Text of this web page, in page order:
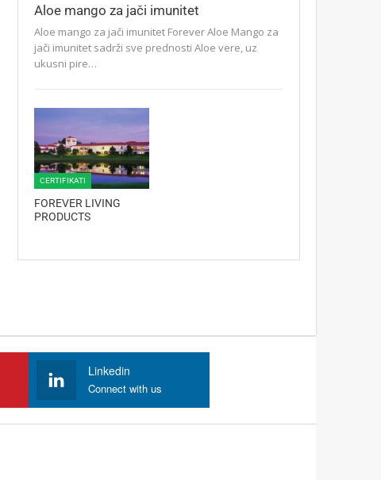
Aloe mango za jači imunitet
Aloe mango za jači imunitet Forever Aloe Mango za
jači imunitet sadrži sve prednosti Aloe vere, uz
ukusni pire…
CERTIFIKATI
FOREVER LIVING
PRODUCTS
Linkedin
Connect with us